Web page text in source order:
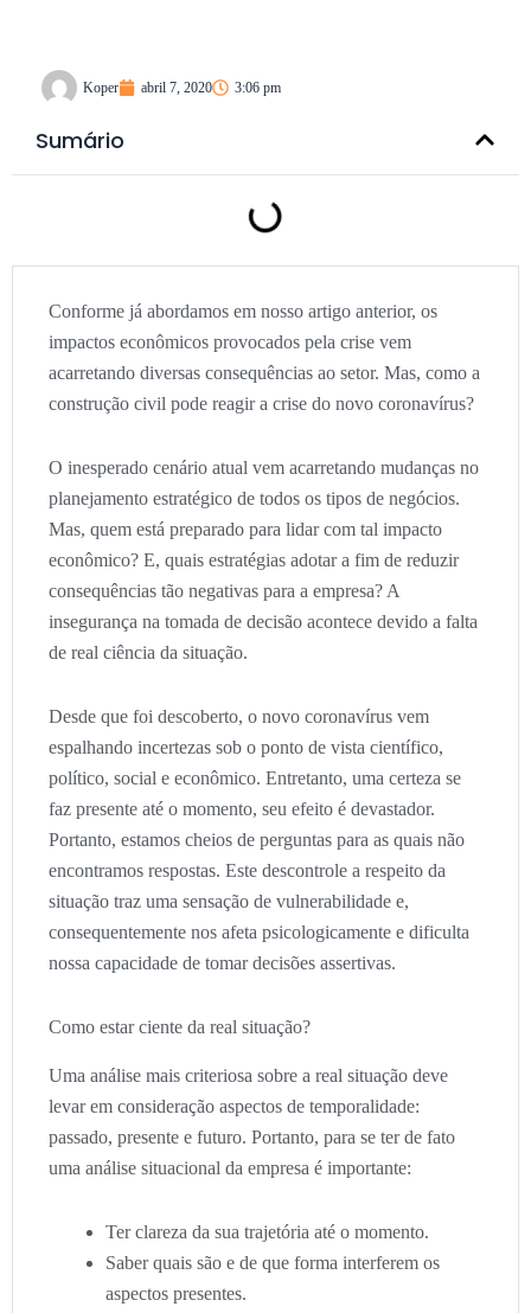
Koper abril 7, 2020 3:06 pm
Sumário
Conforme já abordamos em nosso artigo anterior, os
impactos econômicos provocados pela crise vem
acarretando diversas consequências ao setor. Mas, como a
construção civil pode reagir a crise do novo coronavírus?
O inesperado cenário atual vem acarretando mudanças no
planejamento estratégico de todos os tipos de negócios.
Mas, quem está preparado para lidar com tal impacto
econômico? E, quais estratégias adotar a fim de reduzir
consequências tão negativas para a empresa? A
insegurança na tomada de decisão acontece devido a falta
de real ciência da situação.
Desde que foi descoberto, o novo coronavírus vem
espalhando incertezas sob o ponto de vista científico,
político, social e econômico. Entretanto, uma certeza se
faz presente até o momento, seu efeito é devastador.
Portanto, estamos cheios de perguntas para as quais não
encontramos respostas. Este descontrole a respeito da
situação traz uma sensação de vulnerabilidade e,
consequentemente nos afeta psicologicamente e dificulta
nossa capacidade de tomar decisões assertivas.
Como estar ciente da real situação?
Uma análise mais criteriosa sobre a real situação deve
levar em consideração aspectos de temporalidade:
passado, presente e futuro. Portanto, para se ter de fato
uma análise situacional da empresa é importante:
Ter clareza da sua trajetória até o momento.
Saber quais são e de que forma interferem os
aspectos presentes.